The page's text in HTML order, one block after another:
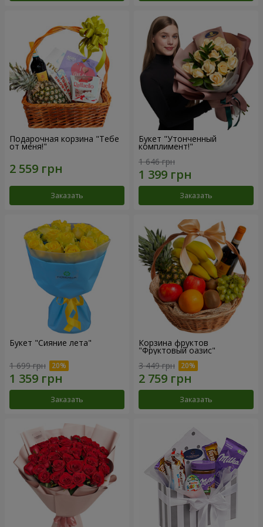
Подарочная корзина "Тебе
от меня!"
Заказать
Букет "Утонченный
комплимент!"
1 646 грн
Заказать
Букет "Сияние лета"
1 699 грн
Заказать
Корзина фруктов
"Фруктовый оазис"
3 449 грн
Заказать